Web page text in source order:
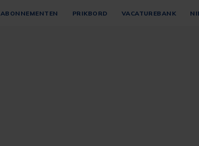
ABONNEMENTEN PRIKBORD VACATUREBANK